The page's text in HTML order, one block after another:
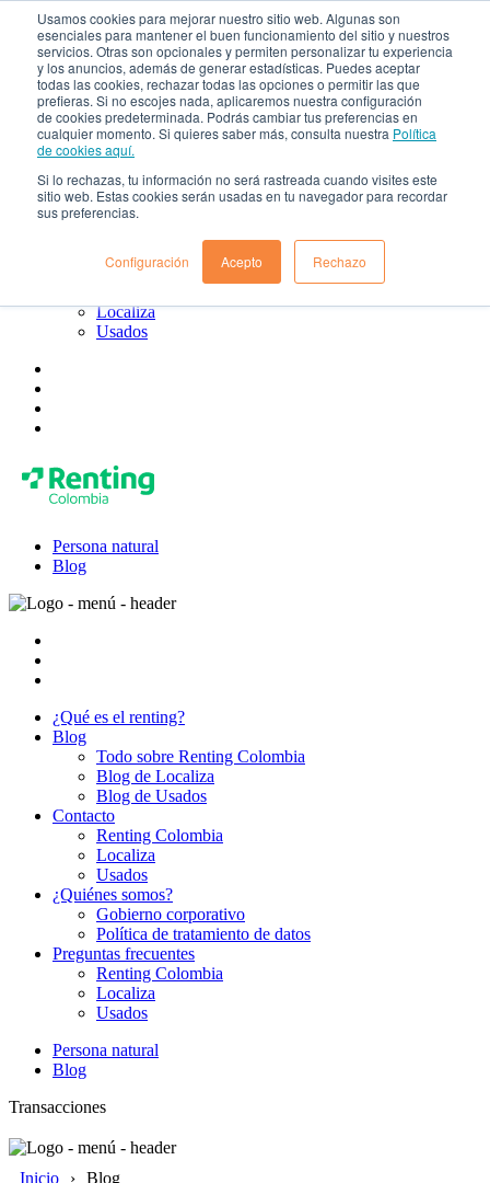
Usamos cookies para mejorar nuestro sitio web. Algunas son
esenciales para mantener el buen funcionamiento del sitio y nuestros
servicios. Otras son opcionales y permiten personalizar tu experiencia
y los anuncios, además de generar estadísticas. Puedes aceptar
todas las cookies, rechazar todas las opciones o permitir las que
prefieras. Si no escojes nada, aplicaremos nuestra configuración
de cookies predeterminada. Podrás cambiar tus preferencias en
cualquier momento. Si quieres saber más, consulta nuestra Política
de cookies aquí.
Si lo rechazas, tu información no será rastreada cuando visites este
sitio web. Estas cookies serán usadas en tu navegador para recordar
sus preferencias.
Configuración Acepto Rechazo
¿Qué es el renting?
Blog
Todo sobre Renting Colombia
Blog de Localiza
Blog de Usados
Contacto
Renting Colombia
Localiza
Usados
¿Quiénes somos?
Preguntas frecuentes
Localiza
Usados
Persona natural
Blog
¿Qué es el renting?
Blog
Todo sobre Renting Colombia
Blog de Localiza
Blog de Usados
Contacto
Renting Colombia
Localiza
Usados
¿Quiénes somos?
Gobierno corporativo
Política de tratamiento de datos
Preguntas frecuentes
Renting Colombia
Localiza
Usados
Persona natural
Blog
Transacciones
Inicio Blog